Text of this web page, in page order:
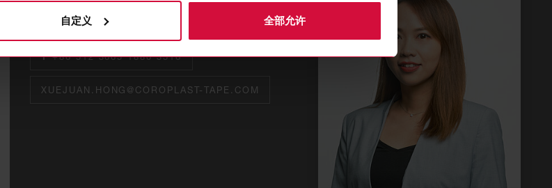
自定义 全部允许
Asia Pacific Sales & Marketing Director
T+86 512 3665 1880 3516
XUEJUAN.HONG@COROPLAST-TAPE.COM